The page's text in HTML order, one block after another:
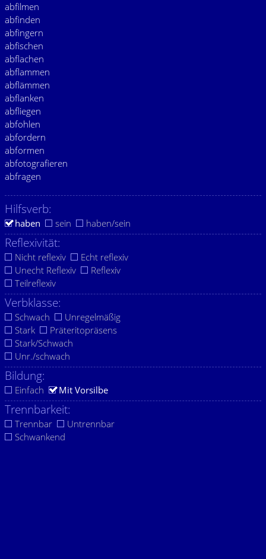
abfilmen
abfinden
abfingern
abfischen
abflachen
abflammen
abflämmen
abflanken
abfliegen
abfohlen
abfordern
abformen
abfotografieren
abfragen
Hilfsverb:
haben sein haben/sein
Reflexivität:
Nicht reflexiv
Echt reflexiv
Unecht Reflexiv
Reflexiv
Teilreflexiv
Verbklasse:
Schwach
Unregelmäßig
Stark
Präteritopräsens
Stark/Schwach
Unr./schwach
Bildung:
Einfach Mit Vorsilbe
Trennbarkeit:
Trennbar
Untrennbar
Schwankend